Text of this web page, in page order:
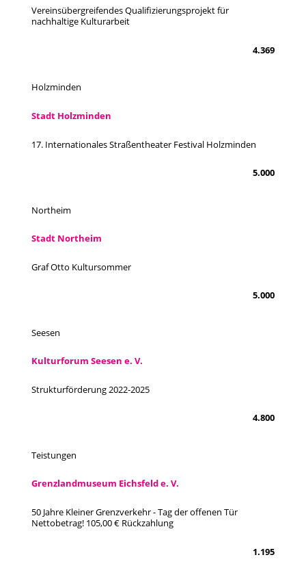
Vereinsübergreifendes Qualifizierungsprojekt für
nachhaltige Kulturarbeit
4.369
Holzminden
Stadt Holzminden
17. Internationales Straßentheater Festival Holzminden
5.000
Northeim
Stadt Northeim
Graf Otto Kultursommer
5.000
Seesen
Kulturforum Seesen e. V.
Strukturförderung 2022-2025
4.800
Teistungen
Grenzlandmuseum Eichsfeld e. V.
50 Jahre Kleiner Grenzverkehr - Tag der offenen Tür
Nettobetrag! 105,00 € Rückzahlung
1.195